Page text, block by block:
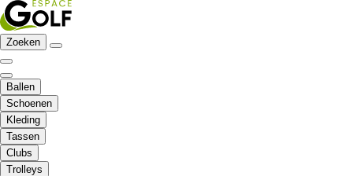
Zoeken
Ballen
Schoenen
Kleding
Tassen
Clubs
Trolleys